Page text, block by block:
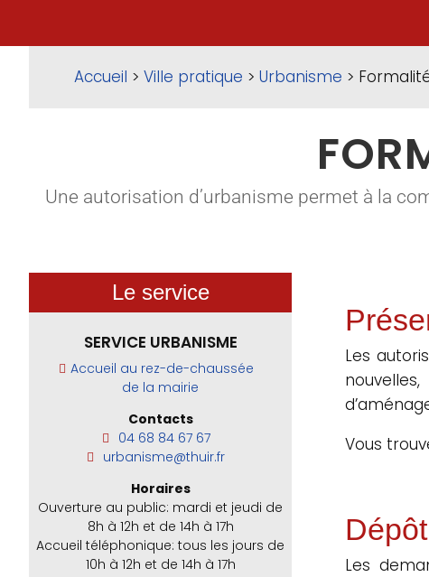
Accueil > Ville pratique > Urbanisme >
Une autorisation d’urbanisme permet à la
Le service
SERVICE URBANISME
Accueil au rez-de-chaussée
de la mairie
Contacts
04 68 84 67 67
urbanisme@thuir.fr
Horaires
Ouverture au public: mardi et jeudi de
8h à 12h et de 14h à 17h
Accueil téléphonique: tous les jours de
10h à 12h et de 14h à 17h
Les
Vous
Les